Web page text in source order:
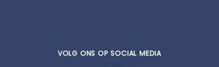
VOLG ONS OP SOCIAL MEDIA